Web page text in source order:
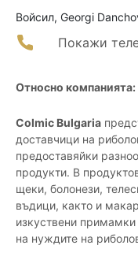
Войсил, Georgi
Покажи
Относно компанията:
Colmic Bulgaria
доставчици на
предоставяйки
продукти. В
щеки, болонези,
въдици, както и
изкуствени
на нуждите на